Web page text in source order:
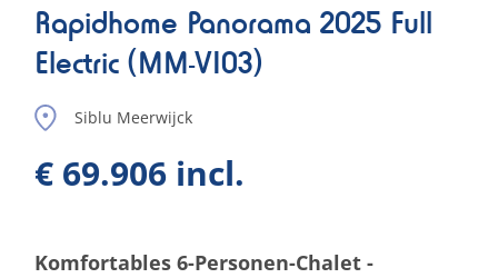
Rapidhome Panorama 2025 Full
Electric (MM-VI03)
Siblu Meerwijck
€ 69.906 incl.
Komfortables 6-Personen-Chalet -